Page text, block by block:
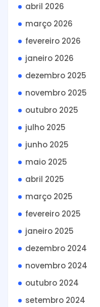
abril 2026
março 2026
fevereiro 2026
janeiro 2026
dezembro 2025
novembro 2025
outubro 2025
julho 2025
junho 2025
maio 2025
abril 2025
março 2025
fevereiro 2025
janeiro 2025
dezembro 2024
novembro 2024
outubro 2024
setembro 2024